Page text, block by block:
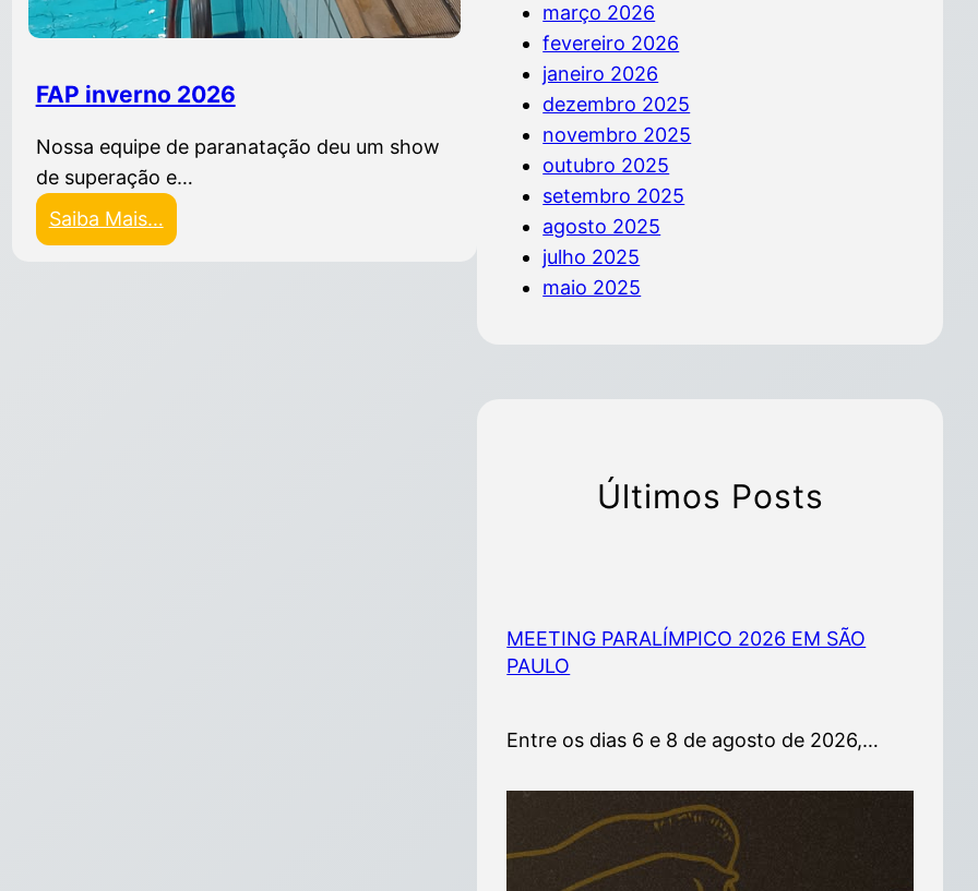
FAP inverno 2026
Nossa equipe de paranatação deu um show
de superação e…
Saiba Mais…
março 2026
fevereiro 2026
janeiro 2026
dezembro 2025
novembro 2025
outubro 2025
setembro 2025
agosto 2025
julho 2025
maio 2025
Últimos Posts
MEETING PARALÍMPICO 2026 EM SÃO
PAULO
Entre os dias 6 e 8 de agosto de 2026,…